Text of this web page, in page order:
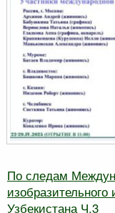
По следам
изобразительного
Узбекистана Ч.3